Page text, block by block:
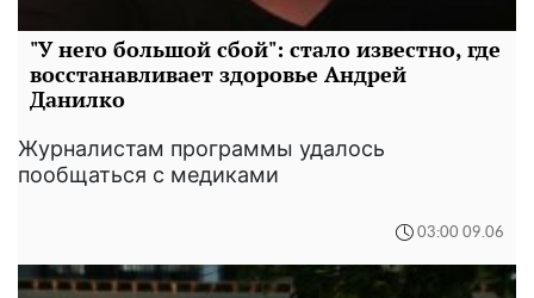
"У него большой сбой": стало известно, где
восстанавливает здоровье Андрей
Данилко
Журналистам программы удалось
пообщаться с медиками
03:00 09.06